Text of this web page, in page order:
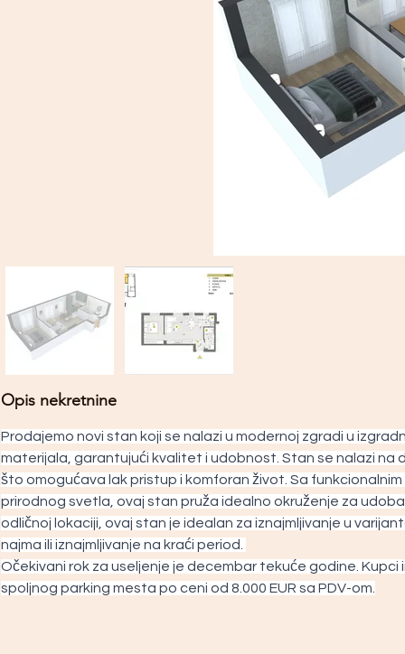
Opis nekretnine
Prodajemo novi stan koji se nalazi u modernoj zgradi u
materijala, garantujući kvalitet i udobnost. Stan se nalazi na
što omogućava lak pristup i komforan život. Sa
prirodnog svetla, ovaj stan pruža idealno okruženje za
odličnoj lokaciji, ovaj stan je idealan za iznajmljivanje u
najma ili iznajmljivanje na kraći period.
Očekivani rok za useljenje je decembar tekuće godine. Kupci
spoljnog parking mesta po ceni od 8.000 EUR sa PDV-om.